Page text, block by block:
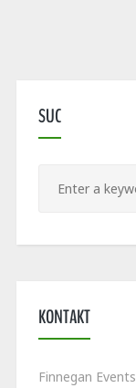
SUC
KONTAKT
Finnegan Events